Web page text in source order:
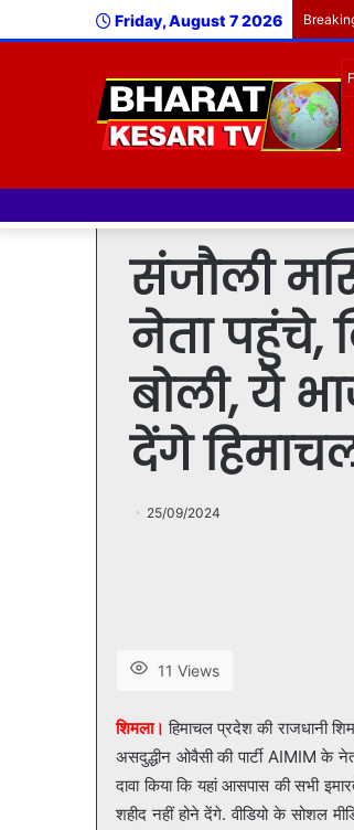
Friday, August 7 2026
संजौली
नेता पहुंचे,
बोली, ये
देंगे
25/09/2024
11 Views
शिमला। हिमाचल प्रदेश की राजधानी
असदुद्धीन ओवैसी की पार्टी AIMIM के
दावा किया कि यहां आसपास की सभी
शहीद नहीं होने देंगे. वीडियो के सोशल